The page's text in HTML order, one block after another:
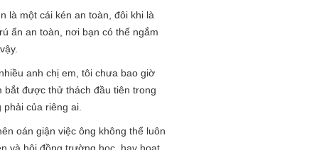
là một cái kén an toàn, đôi khi là
ẩn an toàn, nơi bạn có thể ngắm
anh chị em, tôi chưa bao giờ
bắt được thử thách đầu tiên trong
của riêng ai.
oán giận việc ông không thể luôn